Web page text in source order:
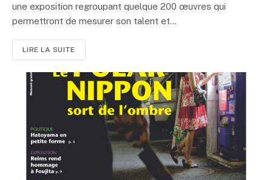
une exposition regroupant quelque 200 œuvres qui
permettront de mesurer son talent et...
LIRE LA SUITE